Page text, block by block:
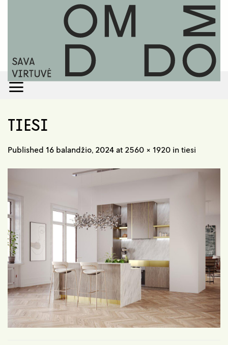
TIESI
Published 16 balandžio, 2024 at 2560 × 1920 in tiesi